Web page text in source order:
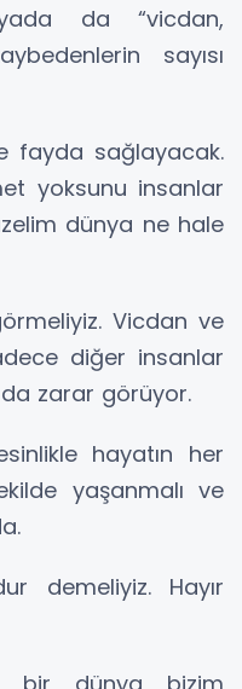
da “vicdan,
sayısı
fayda sağlayacak.
yoksunu insanlar
dünya ne hale
Vicdan ve
diğer insanlar
zarar görüyor.
hayatın her
yaşanmalı ve
demeliyiz. Hayır